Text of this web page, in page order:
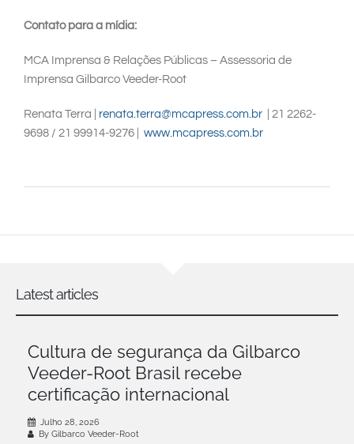
Contato para a mídia:
MCA Imprensa & Relações Públicas – Assessoria de
Imprensa Gilbarco Veeder-Root
Renata Terra | renata.terra@mcapress.com.br | 21 2262-
9698 / 21 99914-9276 | www.mcapress.com.br
Latest articles
Cultura de segurança da Gilbarco
Veeder-Root Brasil recebe
certificação internacional
Julho 28, 2026
By Gilbarco Veeder-Root